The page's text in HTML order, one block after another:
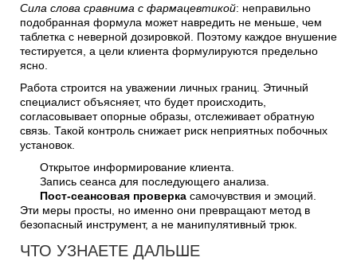
Сила слова сравнима с фармацевтикой: неправильно
подобранная формула может навредить не меньше, чем
таблетка с неверной дозировкой. Поэтому каждое внушение
тестируется, а цели клиента формулируются предельно
ясно.
Работа строится на уважении личных границ. Этичный
специалист объясняет, что будет происходить,
согласовывает опорные образы, отслеживает обратную
связь. Такой контроль снижает риск неприятных побочных
установок.
Открытое информирование клиента.
Запись сеанса для последующего анализа.
Пост-сеансовая проверка самочувствия и эмоций.
Эти меры просты, но именно они превращают метод в
безопасный инструмент, а не манипулятивный трюк.
ЧТО УЗНАЕТЕ ДАЛЬШЕ